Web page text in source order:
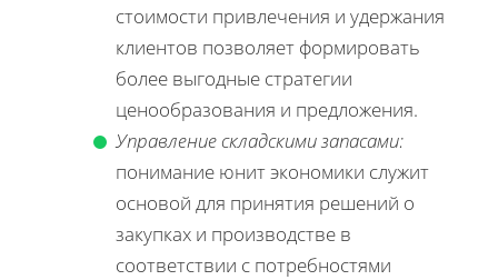
стоимости привлечения и удержания
клиентов позволяет формировать
более выгодные стратегии
ценообразования и предложения.
Управление складскими запасами:
понимание юнит экономики служит
основой для принятия решений о
закупках и производстве в
соответствии с потребностями